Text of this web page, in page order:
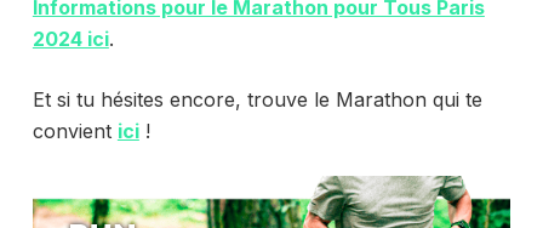
Informations pour le Marathon pour Tous Paris
2024 ici.
Et si tu hésites encore, trouve le Marathon qui te
convient ici!